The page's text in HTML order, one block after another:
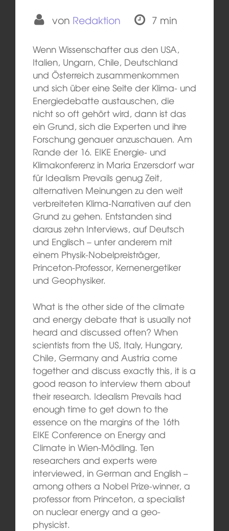
von Redaktion 7 min
Wenn Wissenschafter aus den USA,
Italien, Ungarn, Chile, Deutschland
und Österreich zusammenkommen
und sich über eine Seite der Klima- und
Energiedebatte austauschen, die
nicht so oft gehört wird, dann ist das
ein Grund, sich die Experten und ihre
Forschung genauer anzuschauen. Am
Rande der 16. EIKE Energie- und
Klimakonferenz in Maria Enzersdorf war
für Idealism Prevails genug Zeit,
alternativen Meinungen zu den weit
verbreiteten Klima-Narrativen auf den
Grund zu gehen. Entstanden sind
daraus zehn Interviews, auf Deutsch
und Englisch – unter anderem mit
einem Physik-Nobelpreisträger,
Princeton-Professor, Kernenergetiker
und Geophysiker.
What is the other side of the climate
and energy debate that is usually not
heard and discussed often? When
scientists from the US, Italy, Hungary,
Chile, Germany and Austria come
together and discuss exactly this, it is a
good reason to interview them about
their research. Idealism Prevails had
enough time to get down to the
essence on the margins of the 16th
EIKE Conference on Energy and
Climate in Wien-Mödling. Ten
researchers and experts were
interviewed, in German and English –
among others a Nobel Prize-winner, a
professor from Princeton, a specialist
on nuclear energy and a geo-
physicist.